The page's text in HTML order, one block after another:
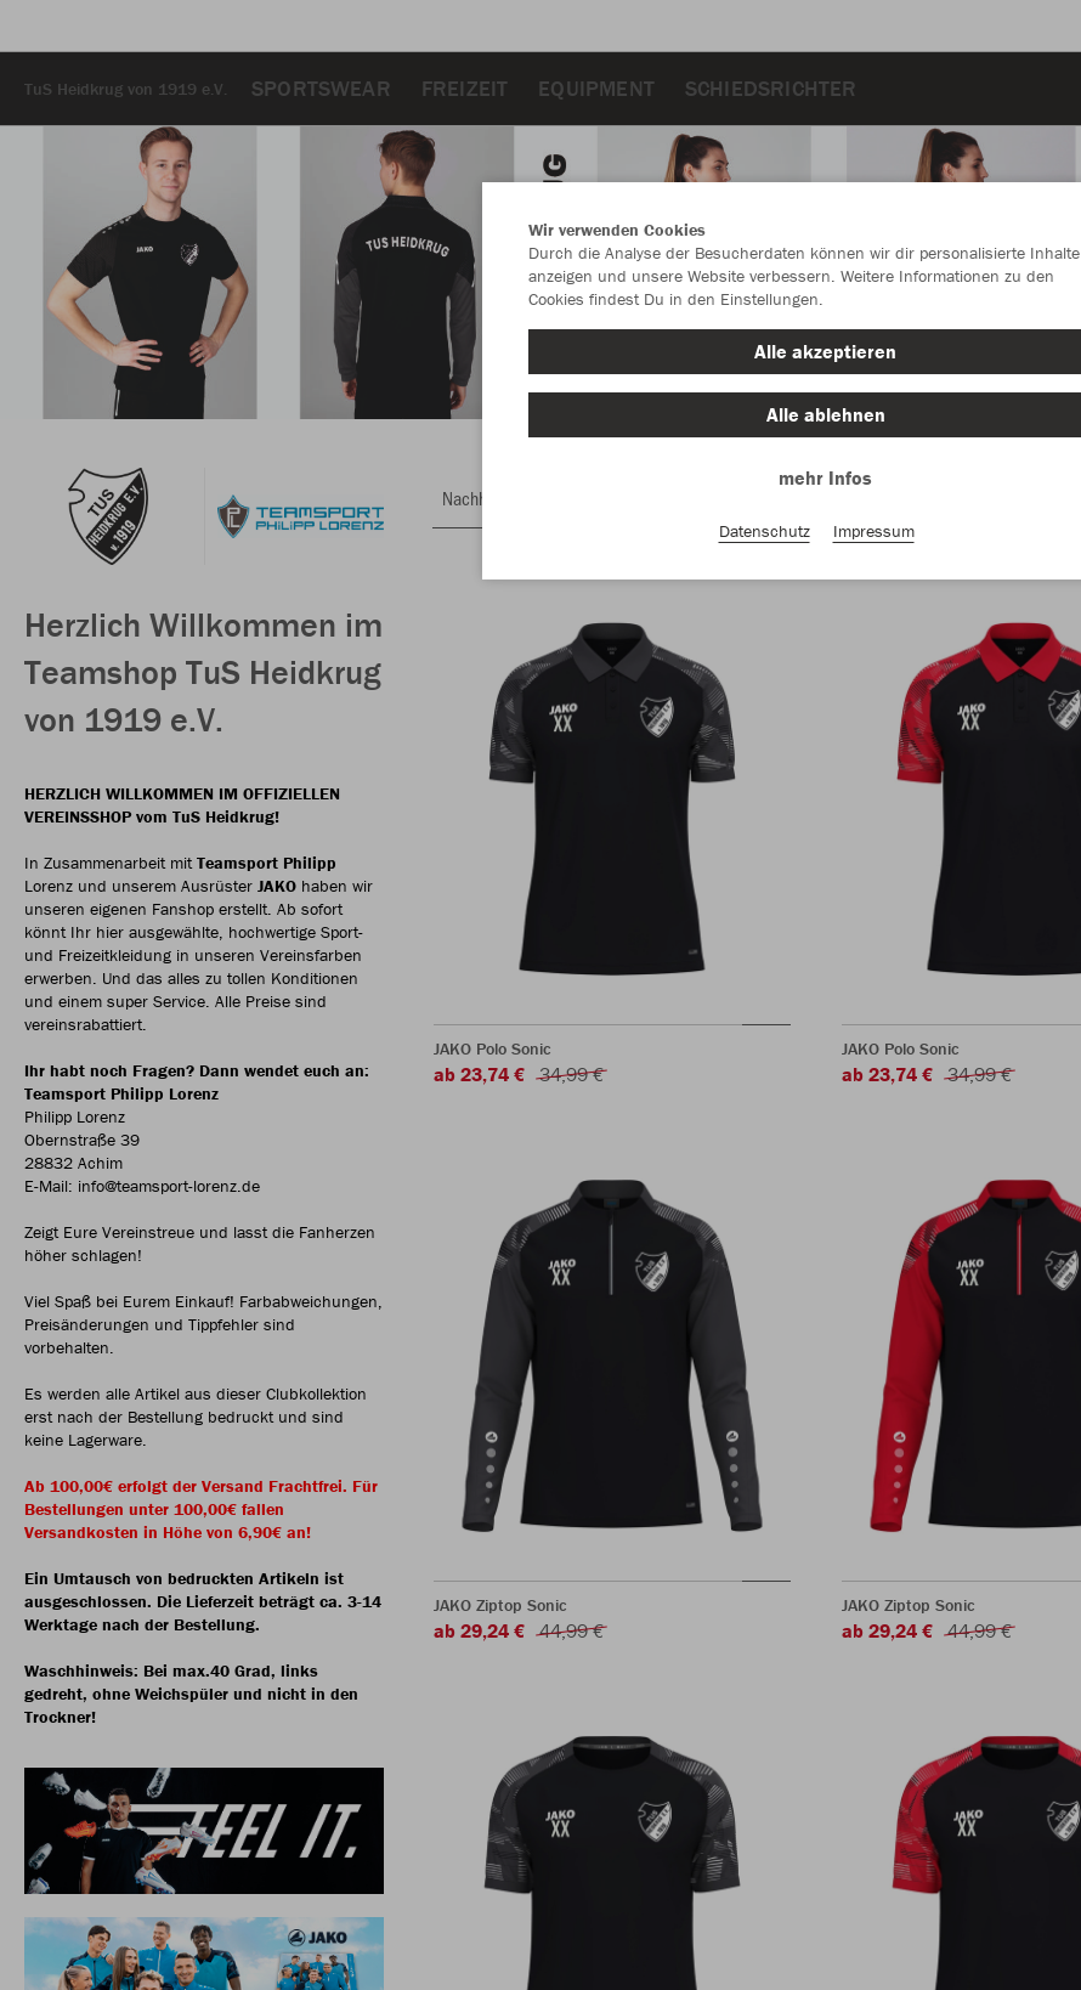
TuS Heidkrug von 1919 e.V. SPORTSWEAR FREIZEIT EQUIPMENT SCHIEDSRICHTER
Herzlich Willkommen im
Teamshop TuS Heidkrug
von 1919 e.V.
HERZLICH WILLKOMMEN IM OFFIZIELLEN
VEREINSSHOP vom TuS Heidkrug!
In Zusammenarbeit mitTeamsport Philipp
Lorenz und unserem Ausrüster JAKO haben wir
unseren eigenen Fanshop erstellt. Ab sofort
könnt Ihr hier ausgewählte, hochwertige Sport-
und Freizeitkleidung in unseren Vereinsfarben
erwerben. Und das alles zu tollen Konditionen
und einem super Service. Alle Preise sind
vereinsrabattiert.
Ihr habt noch Fragen? Dann wendet euch an:
Teamsport Philipp Lorenz
Philipp Lorenz
Obernstraße 39
28832 Achim
E-Mail: info@teamsport-lorenz.de
Zeigt Eure Vereinstreue und lasst die Fanherzen
höher schlagen!
Viel Spaß bei Eurem Einkauf! Farbabweichungen,
Preisänderungen und Tippfehler sind
vorbehalten.
Es werden alle Artikel aus dieser Clubkollektion
erst nach der Bestellung bedruckt und sind
keine Lagerware.
Ab 100,00€ erfolgt der Versand Frachtfrei. Für
Bestellungen unter 100,00€ fallen
Versandkosten in Höhe von 6,90€ an!
Ein Umtausch von bedruckten Artikeln ist
ausgeschlossen. Die Lieferzeit beträgt ca. 3-14
Werktage nach der Bestellung.
Waschhinweis: Bei max.40 Grad, links
gedreht, ohne Weichspüler und nicht in den
Trockner!
Nachhaltig
JAKO Polo Sonic
ab 23,74 € 34,99 €
JAKO Polo Sonic
ab 23,74 € 34,99 €
JAKO Ziptop Sonic
ab 29,24 € 44,99 €
JAKO Ziptop Sonic
ab 29,24 € 44,99 €
Wir verwenden Cookies
Durch die Analyse der Besucherdaten können wir dir personalisierte Inhalte
anzeigen und unsere Website verbessern. Weitere Informationen zu den
Cookies findest Du in den Einstellungen.
Alle akzeptieren
Alle ablehnen
mehr Infos
Datenschutz Impressum